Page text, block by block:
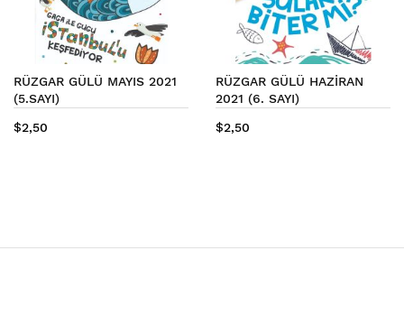
RÜZGAR GÜLÜ MAYIS 2021
(5.SAYI)
$2,50
RÜZGAR GÜLÜ HAZİRAN
2021 (6. SAYI)
$2,50